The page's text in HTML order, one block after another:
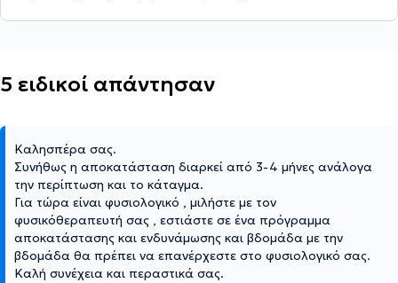
5 ειδικοί απάντησαν
Καλησπέρα σας.
Συνήθως η αποκατάσταση διαρκεί από 3-4 μήνες ανάλογα
την περίπτωση και το κάταγμα.
Για τώρα είναι φυσιολογικό , μιλήστε με τον
φυσικόθεραπευτή σας , εστιάστε σε ένα πρόγραμμα
αποκατάστασης και ενδυνάμωσης και βδομάδα με την
βδομάδα θα πρέπει να επανέρχεστε στο φυσιολογικό σας.
Καλή συνέχεια και περαστικά σας.